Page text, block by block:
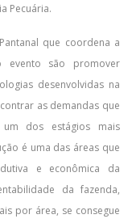
Pecuária.
que coordena a
evento são promover
desenvolvidas na
as demandas que
dos estágios mais
é uma das áreas que
e econômica da
da fazenda,
por área, se consegue